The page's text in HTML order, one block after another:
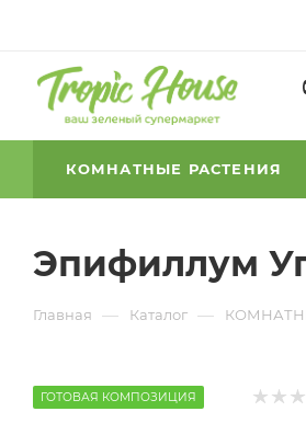
КОМНАТНЫЕ РАСТЕНИЯ
Эпифиллум
Главная — Каталог —
ГОТОВАЯ КОМПОЗИЦИЯ